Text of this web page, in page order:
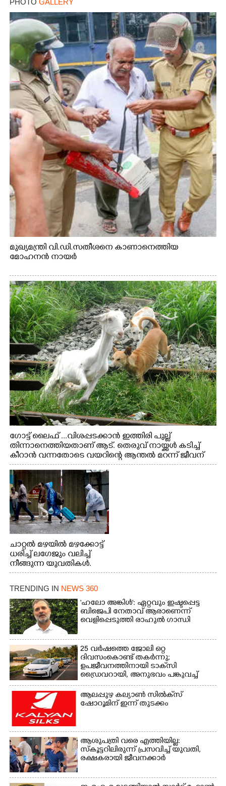
മുഖ്യമന്ത്രി വി.ഡി.സതീശനെ കാണാനെത്തിയ
മോഹനൻ നായർ
ഗോട്ട് ലൈഫ് ...വിശപ്പടക്കാൻ ഇത്തിരി പുല്ല്
തിന്നാനെത്തിയതാണ് ആട്. തെരുവ് നായ്ക്കൾ കടിച്ച്
കീറാൻ വന്നതോടെ വയറിന്റെ ആന്തൽ മറന്ന് ജീവന്
വേണ്ടിയായി ഓട്ടം. എറണാകുളം വാത്തുരുത്തിയിൽ
നിന്നുള്ള കാഴ്ച
ചാറ്റൽ മഴയിൽ മഴക്കോട്ട്
ധരിച്ച് ലഗേജും വലിച്ച്
നീങ്ങുന്ന യുവതികൾ.
എറണാകുളം മേനകയിൽ
നിന്നുള്ള കാഴ്ച
TRENDING IN NEWS 360
'ഹലോ അങ്കിൾ': ഏറ്റവും ഇഷ്ടപ്പെട്ട
ബിജെപി നേതാവ് ആരാണെന്ന്
വെളിപ്പെടുത്തി രാഹുൽ ഗാന്ധി
25 വർഷത്തെ ജോലി ഒറ്റ
ദിവസംകൊണ്ട് തകർന്നു;
ഉപജീവനത്തിനായി ടാക്‌സി
ഡ്രൈവറായി,​ അനുഭവം പങ്കുവച്ച്
യുവതി
ആലപ്പുഴ കല്യാൺ സിൽക്‌സ്
ഷോറൂമിന് ഇന്ന് തുടക്കം
ആശുപത്രി വരെ എത്തിയില്ല:
സ്കൂട്ടറിലിരുന്ന് പ്രസവിച്ച് യുവതി,
രക്ഷകരായി ജീവനക്കാർ